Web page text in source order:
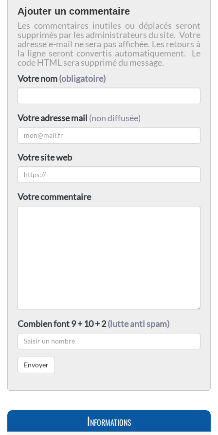
Ajouter un commentaire
Les commentaires inutiles ou déplacés seront
supprimés par les administrateurs du site. Votre
adresse e-mail ne sera pas affichée. Les retours à
la ligne seront convertis automatiquement. Le
code HTML sera supprimé du message.
Votre nom(obligatoire)
Votre adresse mail (non diffusée)
Votre site web
Votre commentaire
Combien font 9 + 10 + 2(lutte anti spam)
Informations